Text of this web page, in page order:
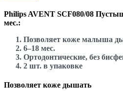
Philips AVENT SCF080/08
мес.:
Позволяет коже малыша
6–18 мес.
Ортодонтические, без
2 шт. в упаковке
Позволяет коже дышать